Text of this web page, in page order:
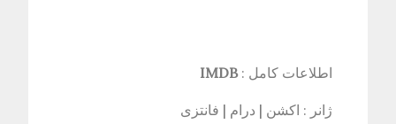
اطلاعات کامل :IMDB
ژانر : اکشن | درام | فانتزی